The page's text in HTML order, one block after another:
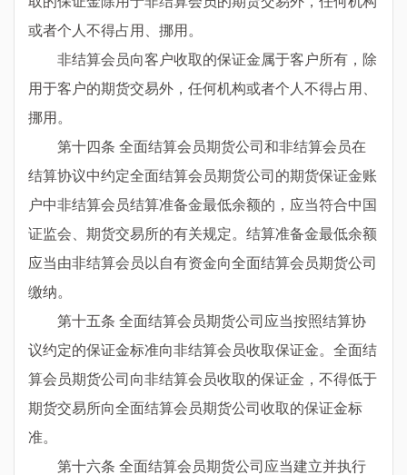
或者个人不得占用、挪用。
非结算会员向客户收取的保证金属于客户所有，除
用于客户的期货交易外，任何机构或者个人不得占用、
挪用。
第十四条 全面结算会员期货公司和非结算会员在
结算协议中约定全面结算会员期货公司的期货保证金账
户中非结算会员结算准备金最低余额的，应当符合中国
证监会、期货交易所的有关规定。结算准备金最低余额
应当由非结算会员以自有资金向全面结算会员期货公司
缴纳。
第十五条 全面结算会员期货公司应当按照结算协
议约定的保证金标准向非结算会员收取保证金。全面结
算会员期货公司向非结算会员收取的保证金，不得低于
期货交易所向全面结算会员期货公司收取的保证金标
准。
第十六条 全面结算会员期货公司应当建立并执行